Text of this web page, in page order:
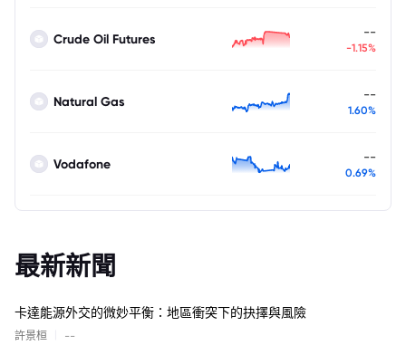
Crude Oil Futures --
-1.15%
Natural Gas --
1.60%
Vodafone --
0.69%
最新新聞
卡達能源外交的微妙平衡：地區衝突下的抉擇與風險
許景桓 --